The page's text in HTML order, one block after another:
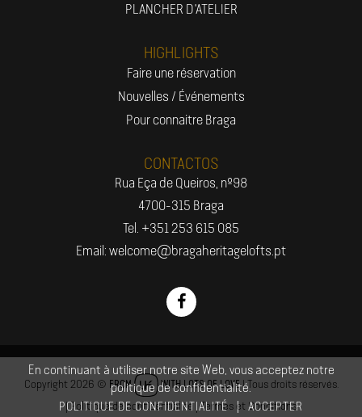
En continuant à utiliser notre site Web, vous acceptez notre
politique de confidentialité.
POLITIQUE DE CONFIDENTIALITÉ | ACCEPTER
PLANCHER D'ATELIER
HIGHLIGHTS
Faire une réservation
Nouvelles / Événements
Pour connaitre Braga
CONTACTOS
Rua Eça de Queiros, nº98
4700-315 Braga
Tel. +351 253 615 085
Email: welcome@bragaheritagelofts.pt
Copyright 2026 © FROM WITH LOTS OF LOVE| Tous droits réservés.
|Politique de confidentialité |Termes et Conditions